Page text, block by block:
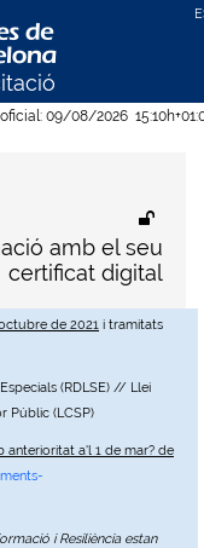
09/08/2026 15:10h
de 2021 i tramitats
(RDLSE) // Llei
Públic (LCSP)
anterioritat a'l 1 de mar? de
i Resiliència estan
amb el seu
certificat digital